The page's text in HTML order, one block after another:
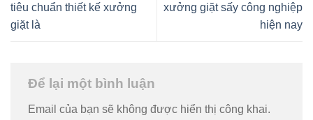
tiêu chuẩn thiết kế xưởng
giặt là
xưởng giặt sấy công nghiệp
hiện nay
Để lại một bình luận
Email của bạn sẽ không được hiển thị công khai.